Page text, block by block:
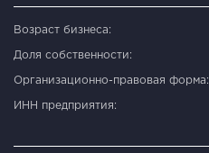
Возраст бизнеса:
Доля собственности:
Организационно-правовая форма:
ИНН предприятия: